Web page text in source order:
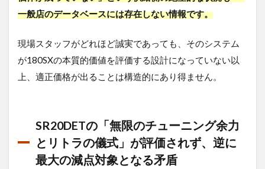
専門
強み
2.3
まと
め｜
前
に、
まず
適正
一般店のデータベースには存在しない情報です。
現場スタッフがどれほど誠実であっても、そのシステム
が180SXの本質的価値を評価する設計になっていない以
上、適正価格が出ることは構造的にあり得ません。
SR20DETの「無限のチューニング余力
とリトラの儀式」が評価されず、逆に
最大の減点対象となる矛盾